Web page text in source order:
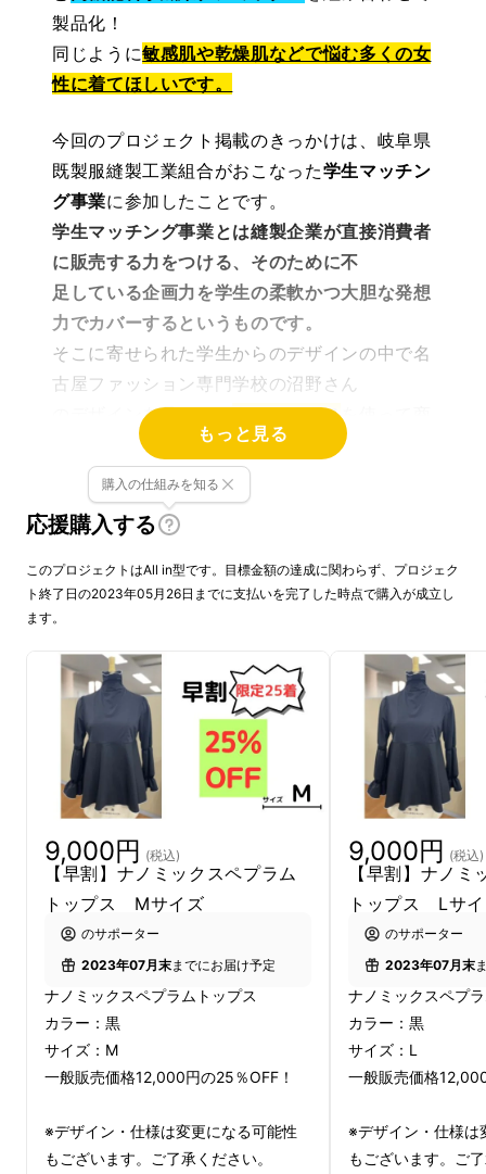
製品化！
同じように敏感肌や乾燥肌などで悩む多くの女
性に着てほしいです。
今回のプロジェクト掲載のきっかけは、岐阜県
既製服縫製工業組合がおこなった学生マッチン
グ事業に参加したことです。
学生マッチング事業とは縫製企業が直接消費者
に販売する力をつける、そのために不
足している企画力を学生の柔軟かつ大胆な発想
力でカバーするというものです。
そこに寄せられた学生からのデザインの中で名
古屋ファッション専門学校の沼野さん
のデザインを見てぜひナノミックスを使って商
品化してみたい！と
思いコンタクトを取ったのがきっかけです。
商品詳細
ナノミックスを使って作ったペプラムトップ
ス。
もっと見る
応援購入する
購入の仕組みを知る
このプロジェクトはAll in型です。目標金額の達成に関わらず、プロジェク
ト終了日の2023年05月26日までに支払いを完了した時点で購入が成立し
ます。
9,000円 (税込)
【早割】ナノミックスペプラム
トップス Mサイズ
のサポーター
2023年07月末までにお届け予定
ナノミックスペプラムトップス
カラー：黒
サイズ：M
一般販売価格12,000円の25％OFF！
※デザイン・仕様は変更になる可能性
もございます。ご了承ください。
9,000円 (税込)
【早割】ナノ
トップス Lサ
のサポーター
2023年07月末
ナノミックスペプ
カラー：黒
サイズ：L
一般販売価格
※デザイン・仕様は
もございます。ご